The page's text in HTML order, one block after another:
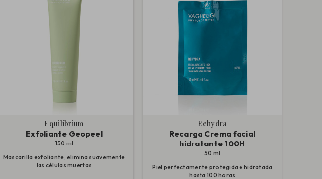
Equilibrium
Exfoliante Geopeel
150 ml
Mascarilla exfoliante, elimina suavemente
las células muertas
Rehydra
Recarga Crema facial
hidratante 100H
50 ml
Piel perfectamente protegida e hidratada
hasta 100 horas